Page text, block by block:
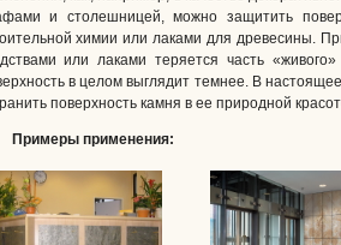
и столешницей, можно защитить
химии или лаками для древесины.
или лаками теряется часть
в целом выглядит темнее. В
поверхность камня в ее природной
Примеры применения: